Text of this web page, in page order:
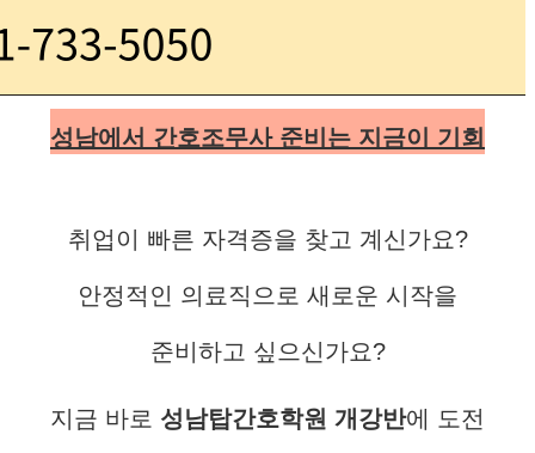
성남에서 간호조무사 준비는 지금이 기회
취업이 빠른 자격증을 찾고 계신가요?
안정적인 의료직으로 새로운 시작을
준비하고 싶으신가요?
지금 바로 성남탑간호학원 개강반에 도전